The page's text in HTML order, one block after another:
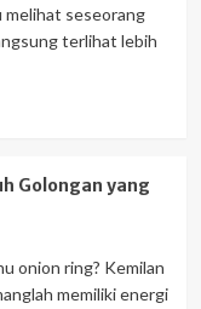
melihat seseorang
terlihat lebih
Golongan yang
onion ring? Kemilan
memiliki energi